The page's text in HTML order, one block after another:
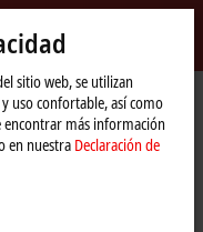
myBeckhoff
sitio web, se utilizan
uso confortable, así como
encontrar más información
en nuestra Declaración de